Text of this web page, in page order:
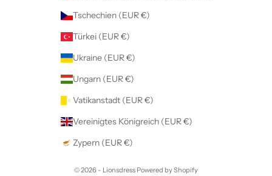
Tschechien (EUR €)
Türkei (EUR €)
Ukraine (EUR €)
Ungarn (EUR €)
Vatikanstadt (EUR €)
Vereinigtes Königreich (EUR €)
Zypern (EUR €)
© 2026 - Lionsdress Powered by Shopify